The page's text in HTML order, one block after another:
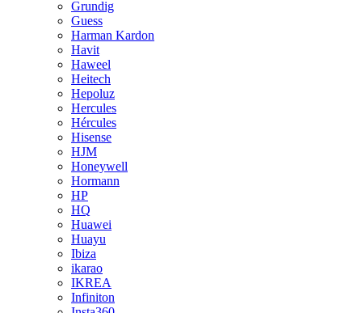
Grundig
Guess
Harman Kardon
Havit
Haweel
Heitech
Hepoluz
Hercules
Hércules
Hisense
HJM
Honeywell
Hormann
HP
HQ
Huawei
Huayu
Ibiza
ikarao
IKREA
Infiniton